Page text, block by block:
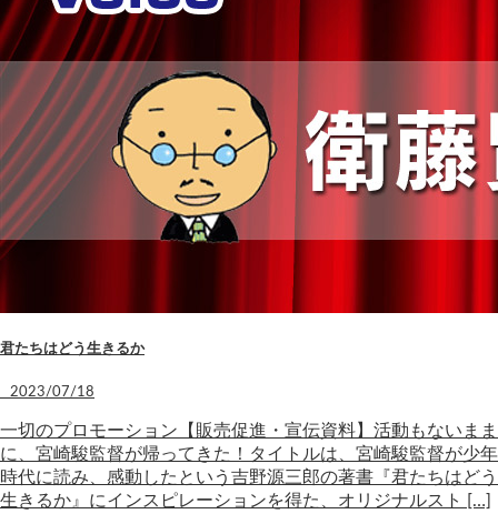
君たちはどう生きるか
2023/07/18
一切のプロモーション【販売促進・宣伝資料】活動もないまま
に、宮崎駿監督が帰ってきた！タイトルは、宮崎駿監督が少年
時代に読み、感動したという吉野源三郎の著書『君たちはどう
生きるか』にインスピレーションを得た、オリジナルスト […]